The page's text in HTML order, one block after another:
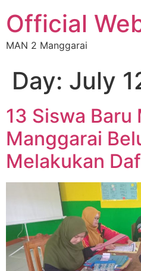
Official
MAN 2 Manggarai
Day: July
13 Siswa Baru
Manggarai
Melakukan